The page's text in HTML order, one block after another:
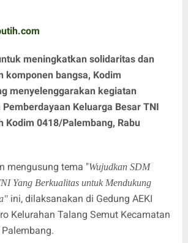
meningkatkan solidaritas dan
komponen bangsa, Kodim
menyelenggarakan kegiatan
Keluarga Besar TNI
Kodim 0418/Palembang, Rabu
mengusung tema "Wujudkan SDM
Yang Berkualitas untuk Mendukung
ini, dilaksanakan di Gedung AEKI
Kelurahan Talang Semut Kecamatan